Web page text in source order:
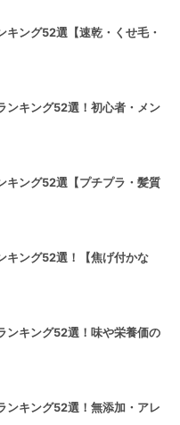
キング52選【速乾・くせ毛・
ンキング52選！初心者・メン
キング52選【プチプラ・髪質
キング52選！【焦げ付かな
ンキング52選！味や栄養価の
ンキング52選！無添加・アレ